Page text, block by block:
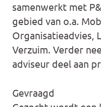
samenwerkt met
gebied van o.a.
Organisatieadvies,
Verzuim. Verder
adviseur deel aan
Gevraagd